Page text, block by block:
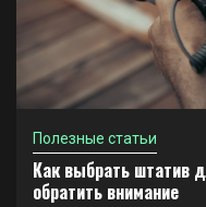
Полезные статьи
Как выбрать штатив
обратить внимание